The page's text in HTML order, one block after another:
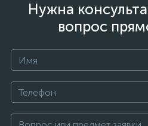
Нужна
вопрос